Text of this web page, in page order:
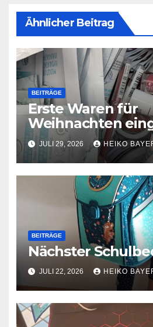
Ähnlicher Beitrag
BEITRÄGE
Erste Waren für
Weihnachten
JULI 29, 2026 HEIKO
BEITRÄGE
Nächster
JULI 22, 2026 HEIKO